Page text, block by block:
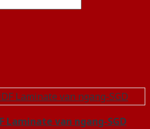
Laminate van ngang-SGD